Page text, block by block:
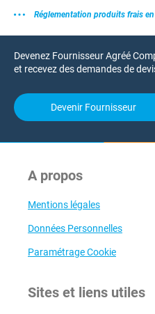
Réglementation produits frais
Devenez Fournisseur Agréé
et recevez des demandes de
Devenir Fournisseur
A propos
Mentions légales
Données Personnelles
Paramétrage Cookie
Sites et liens utiles